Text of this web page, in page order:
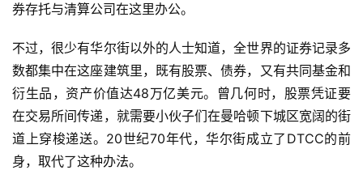
券存托与清算公司在这里办公。
不过，很少有华尔街以外的人士知道，全世界的证券记录多
数都集中在这座建筑里，既有股票、债券，又有共同基金和
衍生品，资产价值达48万亿美元。曾几何时，股票凭证要
在交易所间传递，就需要小伙子们在曼哈顿下城区宽阔的街
道上穿梭递送。20世纪70年代，华尔街成立了DTCC的前
身，取代了这种办法。